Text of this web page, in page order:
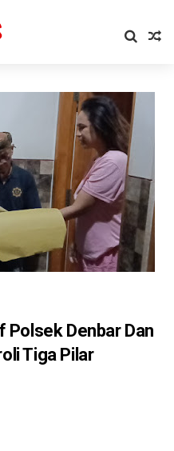
Polsek Denbar Dan
Tiga Pilar